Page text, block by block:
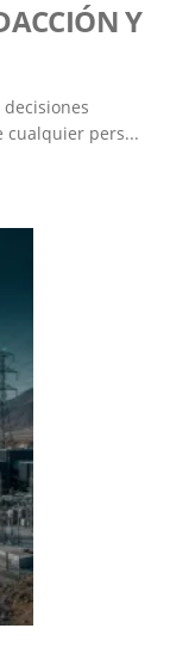
Y
cualquier pers...